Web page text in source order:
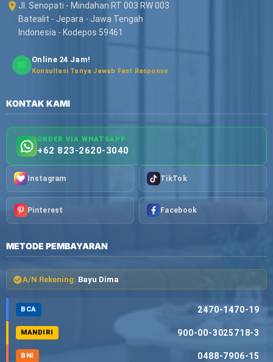
Jl. Senopati - Mindahan RT 003 RW 003
Batealit - Jepara - Jawa Tengah
Indonesia - Kodepos 59461
Online 24 Jam!
Konsultasi Tanya Jawab Fast Response
KONTAK KAMI
ORDER VIA WHATSAPP
+62 823-2620-3040
Instagram TikTok
Pinterest Facebook
METODE PEMBAYARAN
A/N Rekening: Bayu Dima
BCA 2470-1470-19
MANDIRI 900-00-3025718-3
BNI 0488-7906-15